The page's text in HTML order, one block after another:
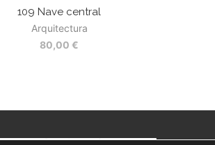
109 Nave central
Arquitectura
80,00 €